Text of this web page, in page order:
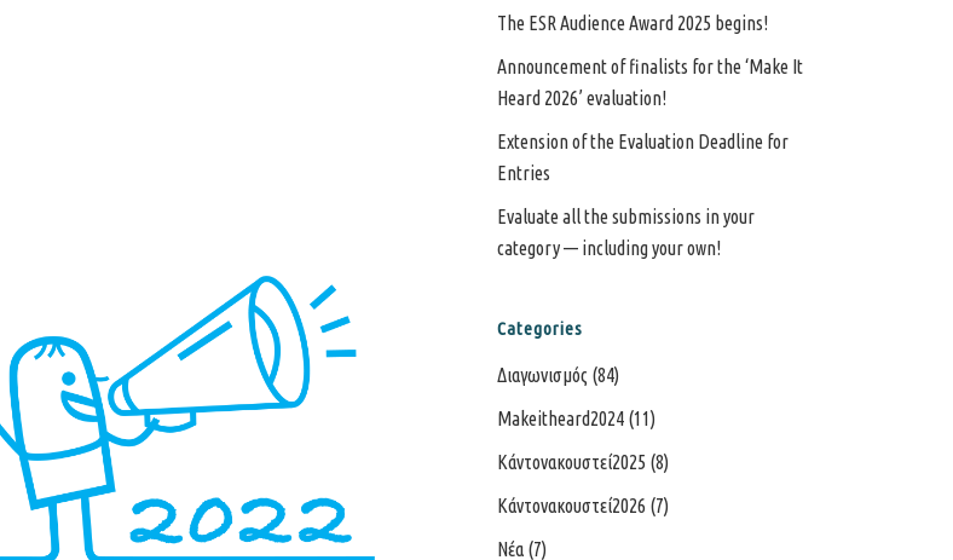
The ESR Audience Award 2025 begins!
Announcement of finalists for the ‘Make It
Heard 2026’ evaluation!
Extension of the Evaluation Deadline for
Entries
Evaluate all the submissions in your
category — including your own!
Categories
Διαγωνισμός (84)
Makeitheard2024 (11)
Κάντονακουστεί2025 (8)
Κάντονακουστεί2026 (7)
Νέα (7)